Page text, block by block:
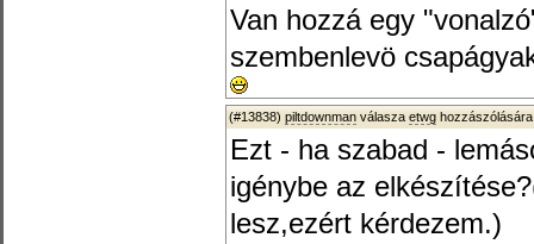
Van hozzá egy
szembenlevö
(#13838) piltdownman válasza etwg
Ezt - ha szabad -
igénybe az
lesz,ezért kérdezem.)